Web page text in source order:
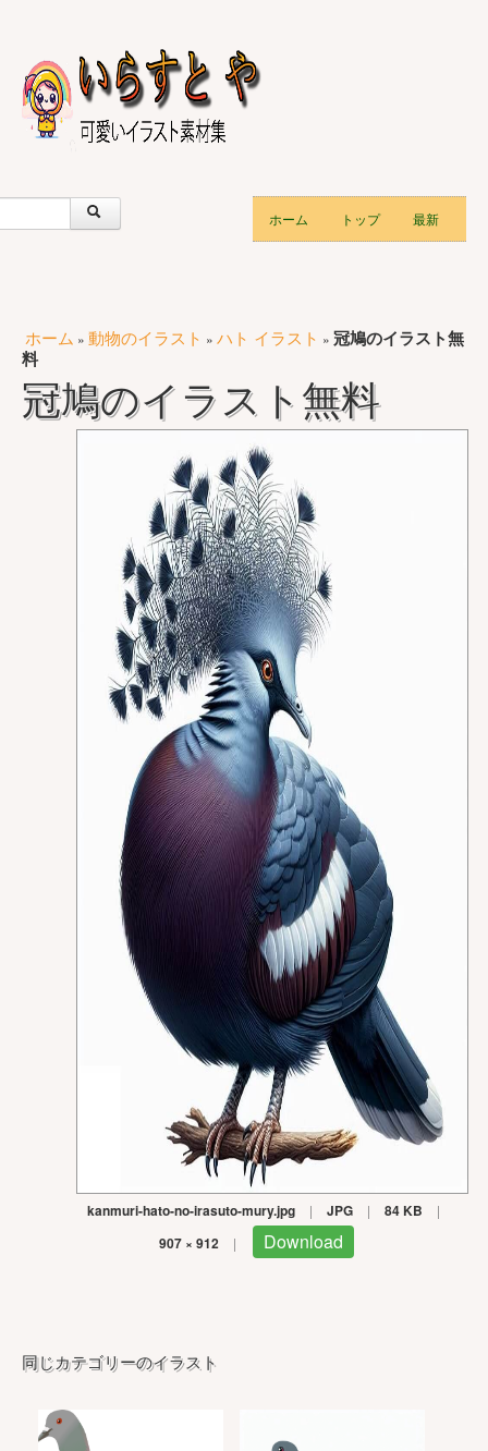
ホーム トップ 最新
ホーム » 動物のイラスト » ハト イラスト » 冠鳩のイラスト無
料
冠鳩のイラスト無料
kanmuri-hato-no-irasuto-mury.jpg | JPG | 84 KB |
907 × 912 | Download
同じカテゴリーのイラスト